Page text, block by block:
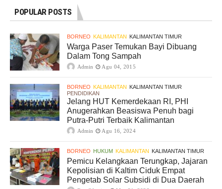
POPULAR POSTS
BORNEO KALIMANTAN KALIMANTAN TIMUR
Warga Paser Temukan Bayi Dibuang
Dalam Tong Sampah
Admin Agu 04, 2015
BORNEO KALIMANTAN KALIMANTAN TIMUR
PENDIDIKAN
Jelang HUT Kemerdekaan RI, PHI
Anugerahkan Beasiswa Penuh bagi
Putra-Putri Terbaik Kalimantan
Admin Agu 16, 2024
BORNEO HUKUM KALIMANTAN KALIMANTAN TIMUR
Pemicu Kelangkaan Terungkap, Jajaran
Kepolisian di Kaltim Ciduk Empat
Pengetab Solar Subsidi di Dua Daerah